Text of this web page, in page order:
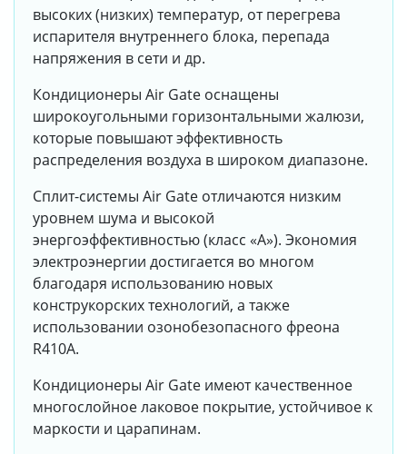
высоких (низких) температур, от перегрева
испарителя внутреннего блока, перепада
напряжения в сети и др.
Кондиционеры Air Gate оснащены
широкоугольными горизонтальными жалюзи,
которые повышают эффективность
распределения воздуха в широком диапазоне.
Сплит-системы Air Gate отличаются низким
уровнем шума и высокой
энергоэффективностью (класс «А»). Экономия
электроэнергии достигается во многом
благодаря использованию новых
конструкорских технологий, а также
использовании озонобезопасного фреона
R410A.
Кондиционеры Air Gate имеют качественное
многослойное лаковое покрытие, устойчивое к
маркости и царапинам.